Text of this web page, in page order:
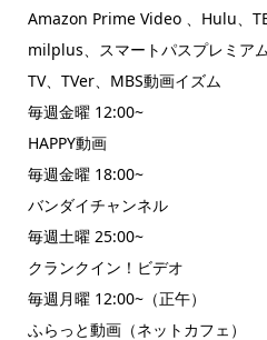
Amazon Prime Video 、Hulu、
milplus、スマートパスプレミア
TV、TVer、MBS動画イズム
毎週金曜 12:00~
HAPPY動画
毎週金曜 18:00~
バンダイチャンネル
毎週土曜 25:00~
クランクイン！ビデオ
毎週月曜 12:00~（正午）
ふらっと動画（ネットカフェ）